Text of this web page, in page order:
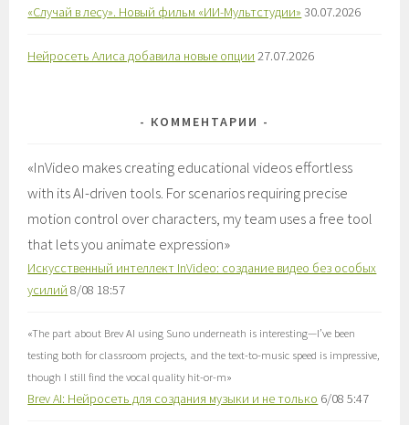
«Случай в лесу». Новый фильм «ИИ-Мультстудии» 30.07.2026
Нейросеть Алиса добавила новые опции 27.07.2026
КОММЕНТАРИИ
«InVideo makes creating educational videos effortless
with its AI-driven tools. For scenarios requiring precise
motion control over characters, my team uses a free tool
that lets you animate expression»
Искусственный интеллект InVideo: создание видео без особых
усилий 8/08 18:57
«The part about Brev AI using Suno underneath is interesting—I’ve been
testing both for classroom projects, and the text-to-music speed is impressive,
though I still find the vocal quality hit-or-m»
Brev AI: Нейросеть для создания музыки и не только 6/08 5:47